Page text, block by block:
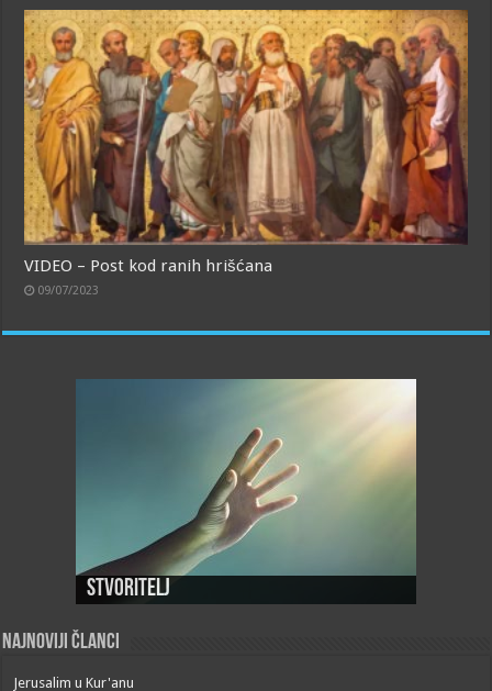
VIDEO – Post kod ranih hrišćana
09/07/2023
Stvoritelj
Najnoviji članci
Jerusalim u Kur'anu